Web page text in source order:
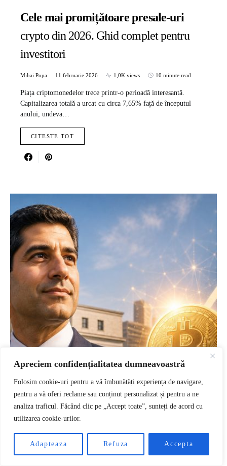
Apreciem confidențialitatea dumneavoastră
Folosim cookie-uri pentru a vă îmbunătăți experiența de navigare,
pentru a vă oferi reclame sau conținut personalizat și pentru a ne
analiza traficul. Făcând clic pe „Accept toate”, sunteți de acord cu
utilizarea cookie-urilor.
Adapteaza Refuza Accepta
Cele mai promițătoare presale-uri
crypto din 2026. Ghid complet pentru
investitori
Mihai Popa 11 februarie 2026 1,0K views 10 minute read
Piața criptomonedelor trece printr-o perioadă interesantă.
Capitalizarea totală a urcat cu circa 7,65% față de începutul
anului, undeva…
CITESTE TOT
RO